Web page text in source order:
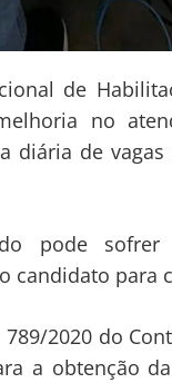
de
no
diária de
pode sofrer
candidato para
2020 do
a obtenção